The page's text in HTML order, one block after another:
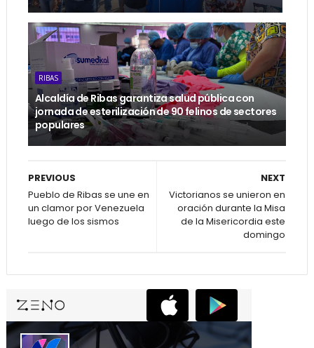
RIBAS
Alcaldía de Ribas garantiza salud pública con
jornada de esterilización de 90 felinos de sectores
populares
NEXT
Victorianos se unieron en
oración durante la Misa
de la Misericordia este
domingo
PREVIOUS
Pueblo de Ribas se une en
un clamor por Venezuela
luego de los sismos